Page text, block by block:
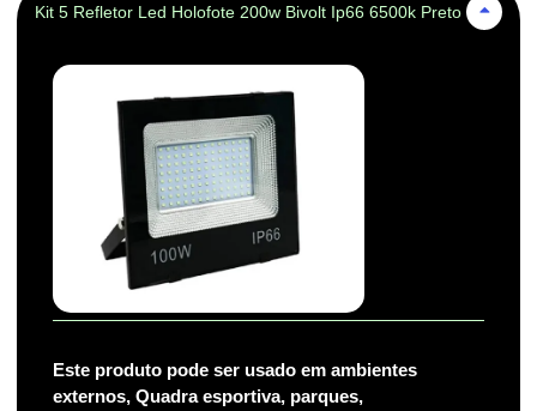
Kit 5 Refletor Led Holofote 200w Bivolt Ip66 6500k Preto
Este produto pode ser usado em ambientes
externos, Quadra esportiva, parques,